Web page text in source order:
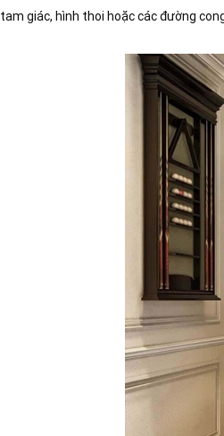
tam giác, hình thoi hoặc các đường